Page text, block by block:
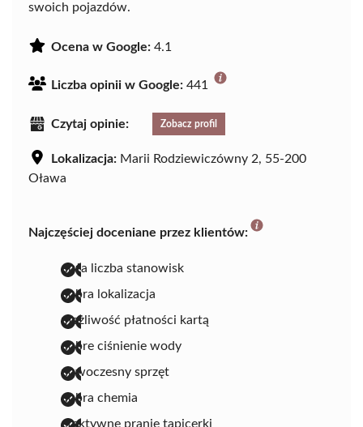
swoich pojazdów.
Ocena w Google: 4.1
Liczba opinii w Google: 441
Czytaj opinie: Zobacz profil
Lokalizacja: Marii Rodziewiczówny 2, 55-200
Oława
Najczęściej doceniane przez klientów:
duża liczba stanowisk
dobra lokalizacja
możliwość płatności kartą
dobre ciśnienie wody
nowoczesny sprzęt
dobra chemia
efektywne pranie tapicerki